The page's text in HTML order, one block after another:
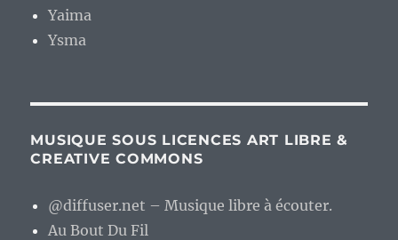
Yaima
Ysma
MUSIQUE SOUS LICENCES ART LIBRE &
CREATIVE COMMONS
@diffuser.net – Musique libre à écouter.
Au Bout Du Fil